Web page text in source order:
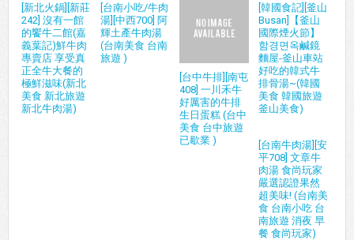
[新北火鍋][新莊
242] 沒有一館
的饗牛二館(嘉
義葉記)鮮牛肉
專賣店 享受真
正全牛大餐的
極鮮滋味(新北
美食 新北旅遊
新北牛肉湯)
[台南小吃/牛肉
湯][中西700] 阿
輝土產牛肉湯
(台南美食 台南
旅遊 )
[台中牛排][南屯
408] 一川禾牛
好厲害的牛排
生日蛋糕 (台中
美食 台中旅遊
已歇業 )
[韓國食記][釜山
Busan]【釜山
國際煙火節】
함경면옥鹹鏡
麵屋-釜山車站
好吃的韓式牛
排骨湯~(韓國
美食 韓國旅遊
釜山美食)
[台南牛肉湯][安
平708] 文章牛
肉湯 食尚玩家
嚴選認證果然
超美味! (台南美
食 台南小吃 台
南旅遊 消夜 早
餐 食尚玩家)